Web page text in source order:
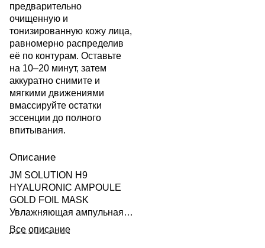
предварительно
очищенную и
тонизированную кожу лица,
равномерно распределив
её по контурам. Оставьте
на 10–20 минут, затем
аккуратно снимите и
мягкими движениями
вмассируйте остатки
эссенции до полного
впитывания.
Описание
JM SOLUTION H9
HYALURONIC AMPOULE
GOLD FOIL MASK
Увлажняющая ампульная
тканевая маска с
коллоидным золотом
Все описание